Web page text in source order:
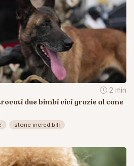
2 min
due bimbi vivi grazie al cane
storie incredibili